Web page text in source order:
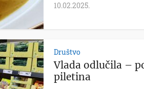
10.02.2025.
Društvo
Vlada odlučila –
piletina